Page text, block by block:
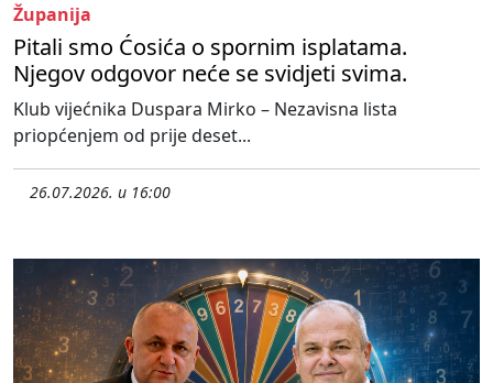
Županija
Pitali smo Ćosića o spornim isplatama.
Njegov odgovor neće se svidjeti svima.
Klub vijećnika Duspara Mirko – Nezavisna lista
priopćenjem od prije deset...
26.07.2026. u 16:00